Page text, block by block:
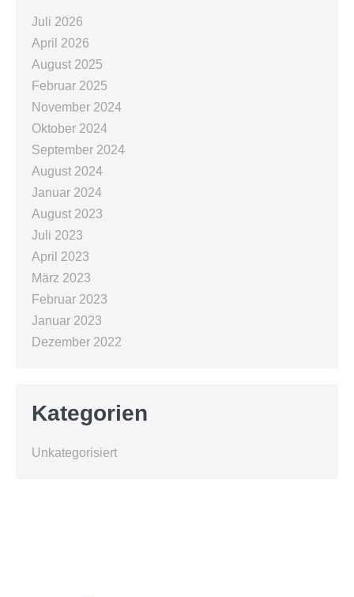
Juli 2026
April 2026
August 2025
Februar 2025
November 2024
Oktober 2024
September 2024
August 2024
Januar 2024
August 2023
Juli 2023
April 2023
März 2023
Februar 2023
Januar 2023
Dezember 2022
Kategorien
Unkategorisiert